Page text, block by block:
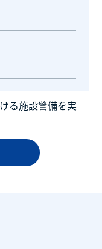
る施設警備を実